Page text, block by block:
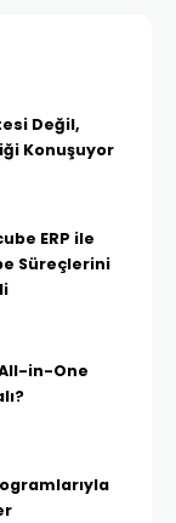
Değil,
Konuşuyor
ERP ile
Süreçlerini
in-One